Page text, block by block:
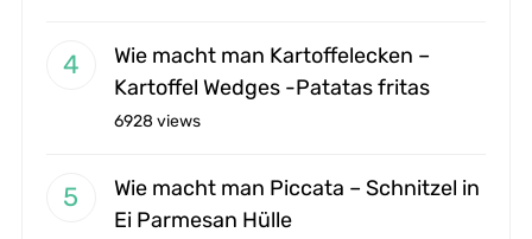
Wie macht man Kartoffelecken –
Kartoffel Wedges -Patatas fritas
6928 views
Wie macht man Piccata – Schnitzel in
Ei Parmesan Hülle